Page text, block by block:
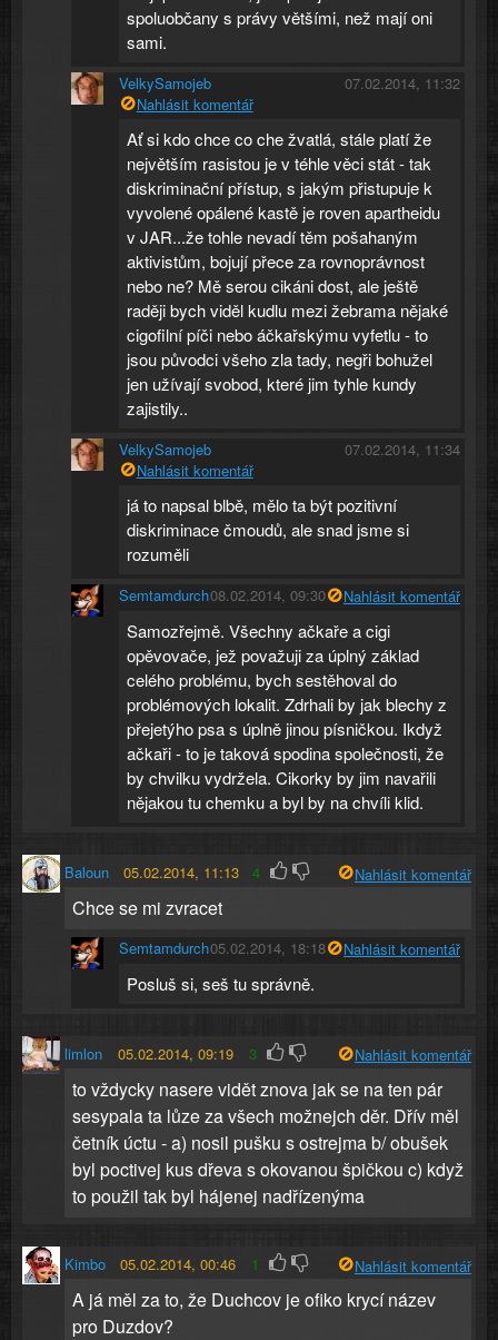
spoluobčany s právy většími, než mají oni
sami.
VelkySamojeb
07.02.2014, 11:32
Nahlásit komentář
Ať si kdo chce co che žvatlá, stále platí že
největším rasistou je v téhle věci stát - tak
diskriminační přístup, s jakým přistupuje k
vyvolené opálené kastě je roven apartheidu
v JAR...že tohle nevadí těm pošahaným
aktivistům, bojují přece za rovnoprávnost
nebo ne? Mě serou cikáni dost, ale ještě
raději bych viděl kudlu mezi žebrama nějaké
cigofilní píči nebo áčkařskýmu vyfetlu - to
jsou původci všeho zla tady, negři bohužel
jen užívají svobod, které jim tyhle kundy
zajistily..
VelkySamojeb
07.02.2014, 11:34
Nahlásit komentář
já to napsal blbě, mělo ta být pozitivní
diskriminace čmoudů, ale snad jsme si
rozuměli
Semtamdurch08.02.2014, 09:30 Nahlásit komentář
Samozřejmě. Všechny ačkaře a cigi
opěvovače, jež považuji za úplný základ
celého problému, bych sestěhoval do
problémových lokalit. Zdrhali by jak blechy z
přejetýho psa s úplně jinou písničkou. Ikdyž
ačkaři - to je taková spodina společnosti, že
by chvilku vydržela. Cikorky by jim navařili
nějakou tu chemku a byl by na chvíli klid.
Baloun 05.02.2014, 11:13 4 Nahlásit komentář
Chce se mi zvracet
Semtamdurch05.02.2014, 18:18 Nahlásit komentář
Posluš si, seš tu správně.
limlon 05.02.2014, 09:19 3 Nahlásit komentář
to vždycky nasere vidět znova jak se na ten pár
sesypala ta lůze za všech možnejch děr. Dřív měl
četník úctu - a) nosil pušku s ostrejma b/ obušek
byl poctivej kus dřeva s okovanou špičkou c) když
to použil tak byl hájenej nadřízenýma
Kimbo 05.02.2014, 00:46 1 Nahlásit komentář
A já měl za to, že Duchcov je ofiko krycí název
pro Duzdov?